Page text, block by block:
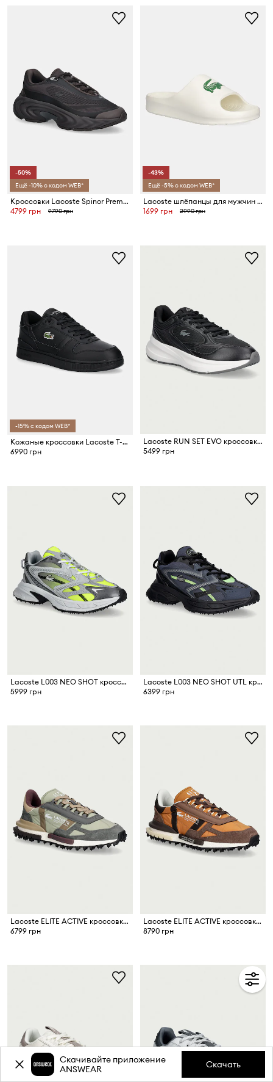
-50%
Ещё -10% с кодом WEB*
Кроссовки Lacoste Spinor Premium Sneakers
4799 грн
9790 грн
-43%
Ещё -5% с кодом WEB*
Lacoste шлёпанцы для мужчин SERVE SLIDE 2.0
1699 грн
2990 грн
-15% с кодом WEB*
Кожаные кроссовки Lacoste T-Clip Set
6990 грн
Lacoste RUN SET EVO кроссовки для мужчин
5499 грн
Lacoste L003 NEO SHOT кроссовки для мужчин
5999 грн
Lacoste L003 NEO SHOT UTL кроссовки для мужчин
6399 грн
Lacoste ELITE ACTIVE кроссовки для мужчин
6799 грн
Lacoste ELITE ACTIVE кроссовки для мужчин
8790 грн
Скачивайте приложение
ANSWEAR
Скачать